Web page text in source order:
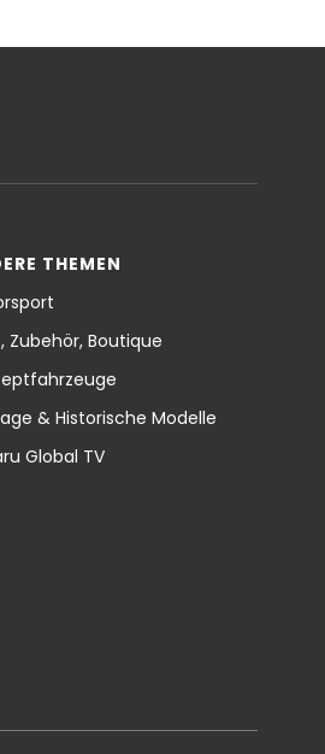
THEMEN
Zubehör, Boutique
& Historische Modelle
Global TV